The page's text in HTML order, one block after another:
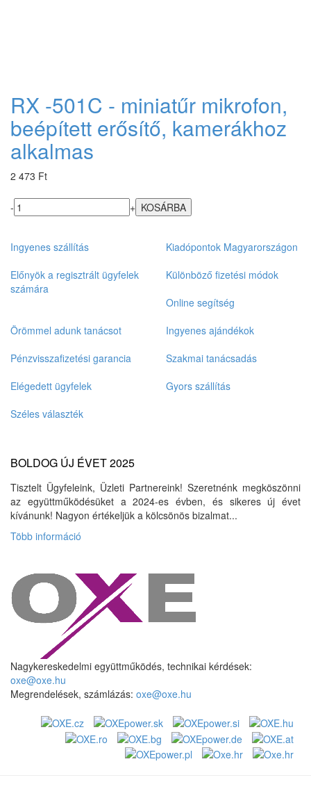
RX -501C - miniatűr mikrofon,
beépített erősítő, kamerákhoz
alkalmas
2 473 Ft
- +
Ingyenes szállítás
Kiadópontok Magyarországon
Előnyök a regisztrált ügyfelek
számára
Különböző fizetési módok
Online segítség
Örömmel adunk tanácsot
Ingyenes ajándékok
Pénzvisszafizetési garancia
Szakmai tanácsadás
Elégedett ügyfelek
Gyors szállítás
Széles választék
BOLDOG ÚJ ÉVET 2025
Tisztelt Ügyfeleink, Üzleti Partnereink! Szeretnénk megköszönni
az együttműködésüket a 2024-es évben, és sikeres új évet
kívánunk! Nagyon értékeljük a kölcsönös bizalmat...
Több információ
Nagykereskedelmi együttműködés, technikai kérdések:
oxe@oxe.hu
Megrendelések, számlázás: oxe@oxe.hu